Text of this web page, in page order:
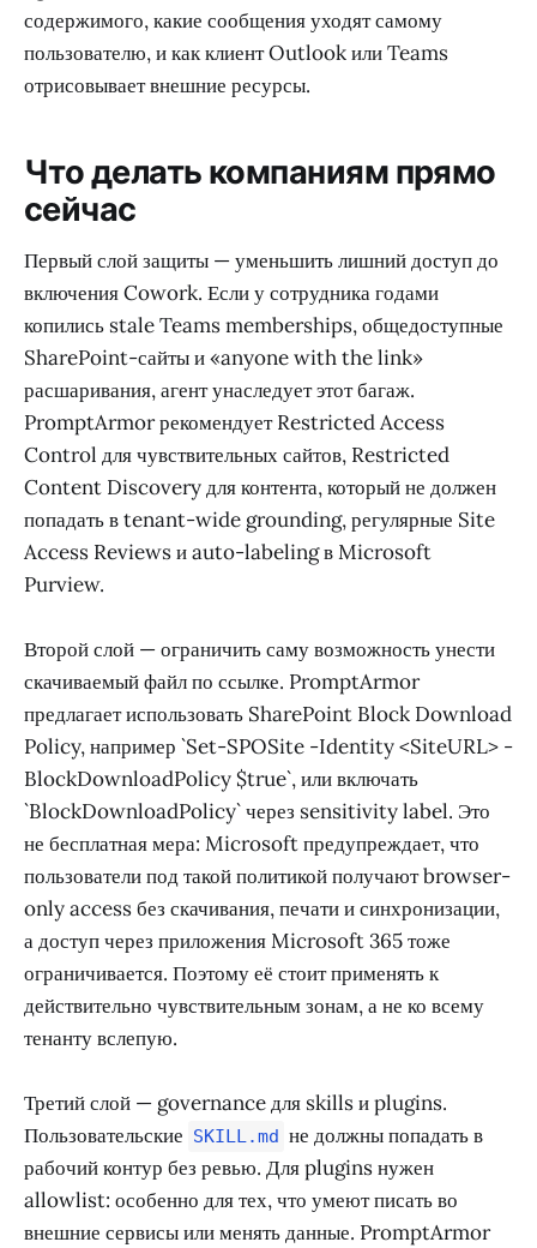
содержимого, какие сообщения уходят самому
пользователю, и как клиент Outlook или Teams
отрисовывает внешние ресурсы.
Что делать компаниям прямо
сейчас
Первый слой защиты — уменьшить лишний доступ до
включения Cowork. Если у сотрудника годами
копились stale Teams memberships, общедоступные
SharePoint-сайты и «anyone with the link»
расшаривания, агент унаследует этот багаж.
PromptArmor рекомендует Restricted Access
Control для чувствительных сайтов, Restricted
Content Discovery для контента, который не должен
попадать в tenant-wide grounding, регулярные Site
Access Reviews и auto-labeling в Microsoft
Purview.
Второй слой — ограничить саму возможность унести
скачиваемый файл по ссылке. PromptArmor
предлагает использовать SharePoint Block Download
Policy, например `Set-SPOSite -Identity <SiteURL> -
BlockDownloadPolicy $true`, или включать
`BlockDownloadPolicy` через sensitivity label. Это
не бесплатная мера: Microsoft предупреждает, что
пользователи под такой политикой получают browser-
only access без скачивания, печати и синхронизации,
а доступ через приложения Microsoft 365 тоже
ограничивается. Поэтому её стоит применять к
действительно чувствительным зонам, а не ко всему
тенанту вслепую.
Третий слой — governance для skills и plugins.
Пользовательские SKILL.md не должны попадать в
рабочий контур без ревью. Для plugins нужен
allowlist: особенно для тех, что умеют писать во
внешние сервисы или менять данные. PromptArmor